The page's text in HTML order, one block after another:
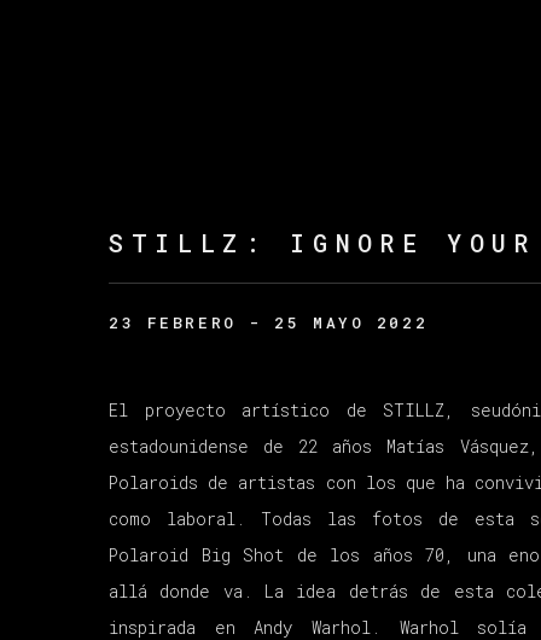
STILLZ : IGNORE YOUR
23 FEBRERO - 25 MAYO 2022
El proyecto artístico de STILLZ,
estadounidense de 22 años Matías
Polaroids de artistas con los que ha
como laboral. Todas las fotos de esta
Polaroid Big Shot de los años 70, una
allá donde va. La idea detrás de esta
inspirada en Andy Warhol. Warhol